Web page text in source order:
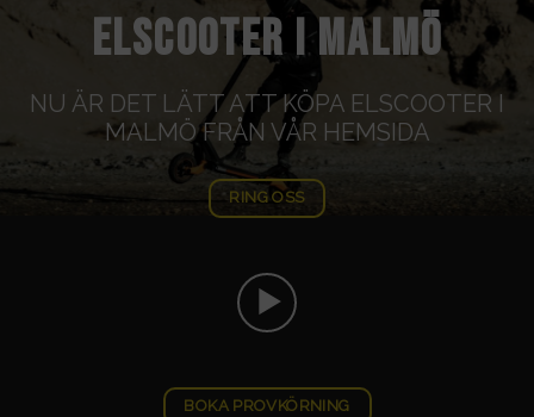
ELSCOOTER I MALMÖ
NU ÄR DET LÄTT ATT KÖPA ELSCOOTER I
MALMÖ FRÅN VÅR HEMSIDA
RING OSS
BOKA PROVKÖRNING